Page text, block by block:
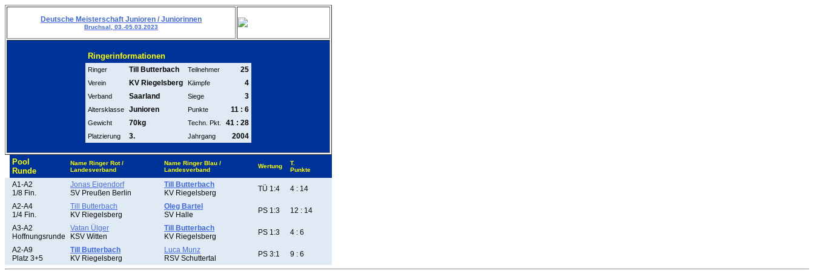
Deutsche Meisterschaft Junioren / Juniorinnen
Bruchsal, 03.-05.03.2023
Ringerinformationen
Ringer Till Butterbach Teilnehmer 25
Verein KV Riegelsberg Kämpfe 4
Verband Saarland Siege 3
Altersklasse Junioren Punkte 11 : 6
Gewicht 70kg Techn. Pkt. 41 : 28
Platzierung 3. Jahrgang 2004
Pool
Runde
Name Ringer Rot /
Landesverband
Name Ringer Blau /
Landesverband
Wertung
T.
Punkte
A1-A2
1/8 Fin.
Jonas Eigendorf
SV Preußen Berlin
Till Butterbach
KV Riegelsberg
TÜ 1:4 4 : 14
A2-A4
1/4 Fin.
Till Butterbach
KV Riegelsberg
Oleg Bartel
SV Halle
PS 1:3 12 : 14
A3-A2
Hoffnungsrunde
Vatan Ülger
KSV Witten
Till Butterbach
KV Riegelsberg
PS 1:3 4 : 6
A2-A9
Platz 3+5
Till Butterbach
KV Riegelsberg
Luca Munz
RSV Schuttertal
PS 3:1 9 : 6